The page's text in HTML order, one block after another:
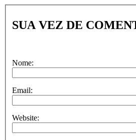
SUA VEZ DE
Nome:
Email:
Website: